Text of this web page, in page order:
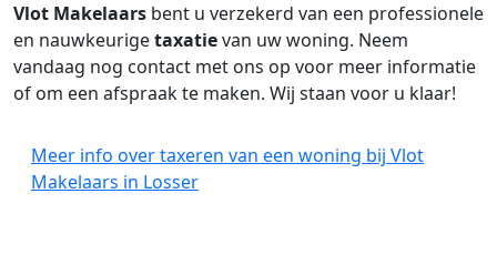
Vlot Makelaars bent u verzekerd van een professionele
en nauwkeurigetaxatievan uw woning. Neem
vandaag nog contact met ons op voor meer informatie
of om een afspraak te maken. Wij staan voor u klaar!
Meer info over taxeren van een woning bij Vlot
Makelaars in Losser